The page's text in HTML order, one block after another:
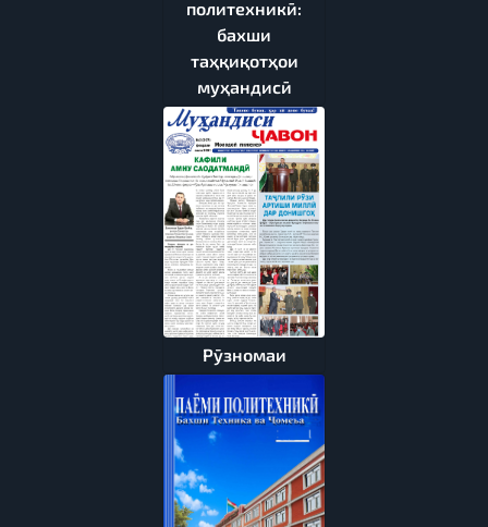
политехникӣ:
бахши
таҳқиқотҳои
муҳандисӣ
Рӯзномаи